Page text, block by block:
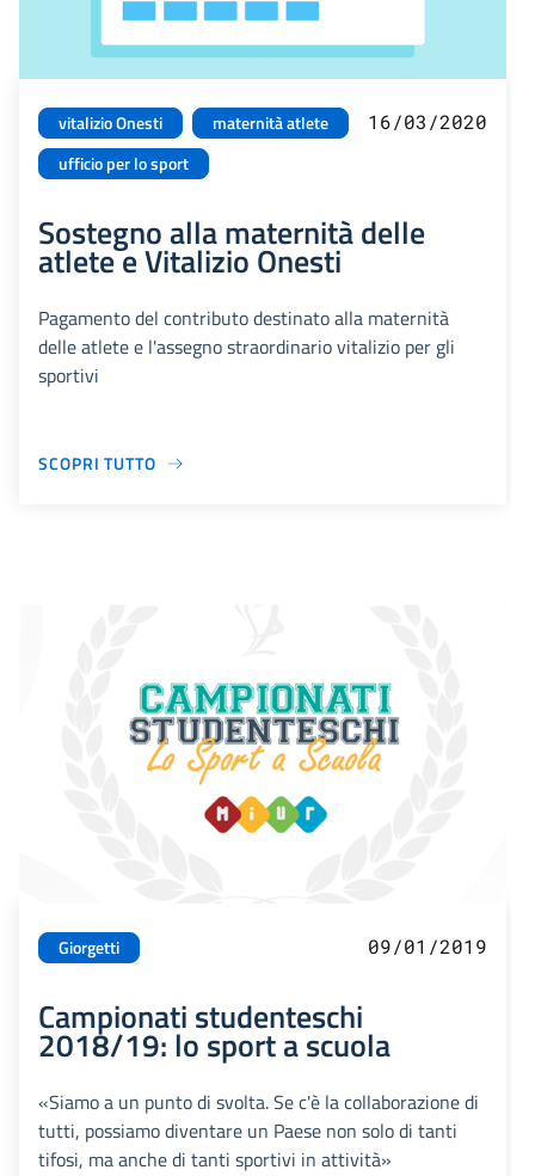
vitalizio Onesti
maternità atlete
ufficio per lo sport
16/03/2020
Sostegno alla maternità delle
atlete e Vitalizio Onesti
Pagamento del contributo destinato alla maternità
delle atlete e l'assegno straordinario vitalizio per gli
sportivi
SCOPRI TUTTO
Giorgetti 09/01/2019
Campionati studenteschi
2018/19: lo sport a scuola
«Siamo a un punto di svolta. Se c'è la collaborazione di
tutti, possiamo diventare un Paese non solo di tanti
tifosi, ma anche di tanti sportivi in attività»